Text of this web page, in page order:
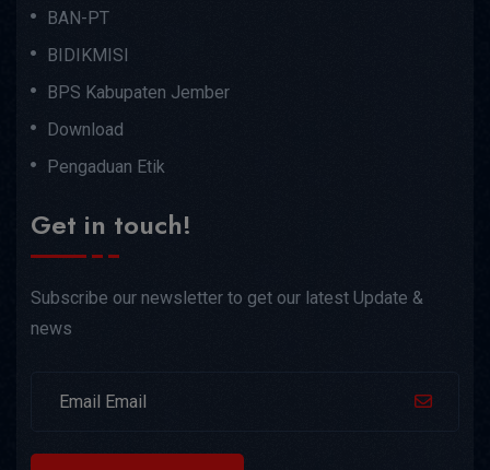
BAN-PT
BIDIKMISI
BPS Kabupaten Jember
Download
Pengaduan Etik
Get in touch!
Subscribe our newsletter to get our latest Update &
news